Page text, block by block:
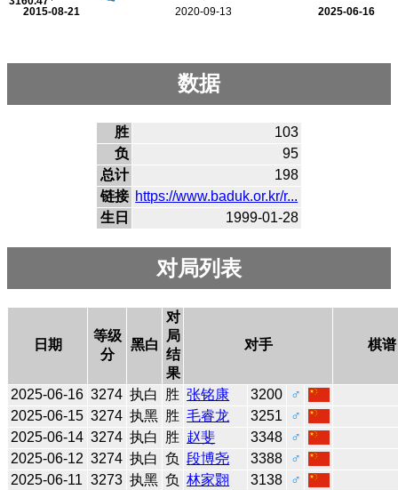
2020-09-13
2015-08-21 2025-06-16
数据
胜
103
负
95
总计
198
链接 https://www.baduk.or.kr/r...
生日
1999-01-28
对局列表
日期
等级
分
黑白
对
局
结
果
对手 棋谱
2025-06-16 3274 执白 胜 张铭康 3200
♂
2025-06-15 3274 执黑 胜 毛睿龙 3251
♂
2025-06-14 3274 执白 胜 赵斐 3348
♂
2025-06-12 3274 执白 负 段博尧 3388
♂
2025-06-11 3273 执黑 负 林家翾 3138
♂